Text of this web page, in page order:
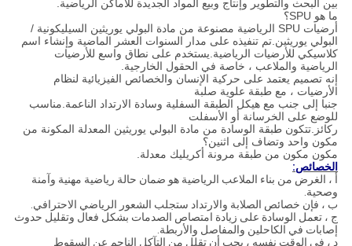
بين البحث والتطوير وإنتاج وبيع المواد الجديدة للأماكن الرياضية.
ما هو SPU؟
أرضيات SPU الرياضية مصنوعة من مادة البولي يوريثين السيليكونية /
البولي يوريثين.تم تنفيذه على مدار السنوات العشر الماضية وإنشاء اسم
كلاسيكي للأرضيات الرياضية.يستخدم على نطاق واسع للأرضيات
الرياضية والملاعب ، خاصة في الحقول الخارجية.
إنه تصميم يعتمد على حركية الإنسان والخصائص الفيزيائية لنظام
الأرضيات ، مع طبقة علوية صلبة
جنبا إلى جنب مع هيكل الطبقة السفلية وسادة الارتداد الناعمة.مناسب
للوضع على الخرسانة أو الأسفلت
ركائز.تتكون طبقة الوسادة من مادة البولي يوريثين المعدلة المكونة من
مكون واحد وتضاف إلى اثنين؟
مكون مكون من طبقة مرونة أكريليك معدلة.
الخصائص:
أ ، الغرض من بناء الملاعب الرياضية هو ضمان حالة رياضية مهنية وآمنة
وصحية.
ب ، فإن خصائص الصلابة والارتداد ستجلب الشعور الرياضي الاحترافي.
ج ، تعمل الوسادة على زيادة امتصاص الصدمات بشكل فعال وتقليل حدوث
إصابات في الكاحلين والمفاصل والأربطة.
د ، في الوقت نفسه ، يجب أن تقلل من التآكل الناجم عن السقوط